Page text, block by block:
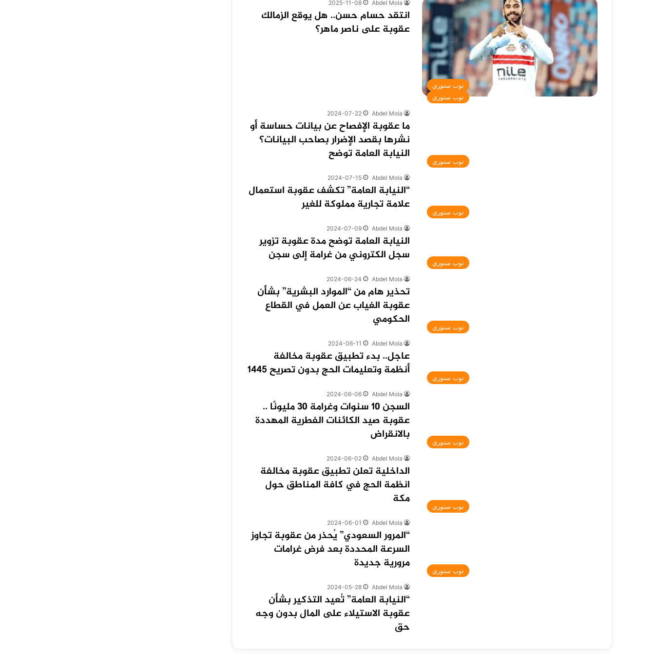
توب ستوري
Abdel Mola
2025-11-08
انتقد حسام حسن.. هل يوقع الزمالك
عقوبة على ناصر ماهر؟
توب ستوري
Abdel Mola
2024-07-22
ما عقوبة الإفصاح عن بيانات حساسة أو
نشرها بقصد الإضرار بصاحب البيانات؟
النيابة العامة توضح
توب ستوري
Abdel Mola
2024-07-15
“النيابة العامة” تكشف عقوبة استعمال
علامة تجارية مملوكة للغير
توب ستوري
Abdel Mola
2024-07-09
النيابة العامة توضح مدة عقوبة تزوير
سجل الكتروني من غرامة إلى سجن
توب ستوري
Abdel Mola
2024-06-24
تحذير هام من “الموارد البشرية” بشأن
عقوبة الغياب عن العمل في القطاع
الحكومي
توب ستوري
Abdel Mola
2024-06-11
عاجل.. بدء تطبيق عقوبة مخالفة
أنظمة وتعليمات الحج بدون تصريح 1445
توب ستوري
Abdel Mola
2024-06-06
السجن 10 سنوات وغرامة 30 مليونًا ..
عقوبة صيد الكائنات الفطرية المهددة
بالانقراض
توب ستوري
Abdel Mola
2024-06-02
الداخلية تعلن تطبيق عقوبة مخالفة
انظمة الحج في كافة المناطق حول
مكة
توب ستوري
Abdel Mola
2024-06-01
“المرور السعودي” يُحذر من عقوبة تجاوز
السرعة المحددة بعد فرض غرامات
مرورية جديدة
توب ستوري
Abdel Mola
2024-05-28
“النيابة العامة” تُعيد التذكير بشأن
عقوبة الاستيلاء على المال بدون وجه
حق